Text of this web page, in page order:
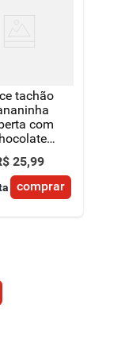
tachão
com
200 g
25,99
comprar